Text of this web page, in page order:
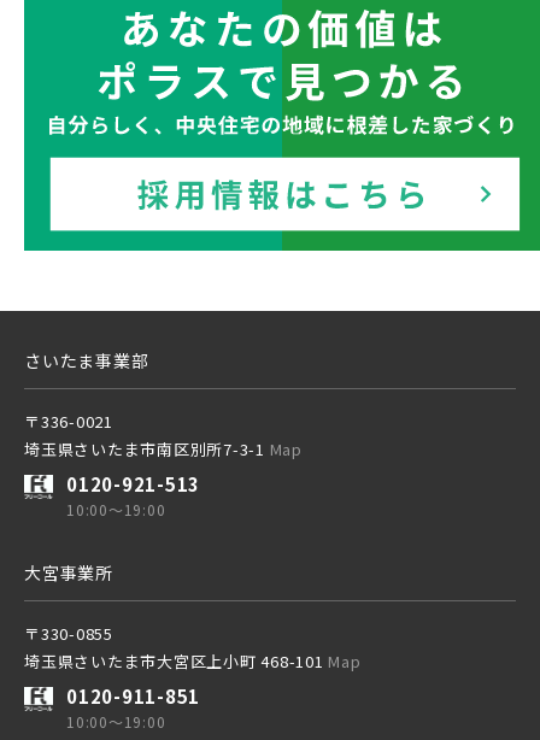
東京メトロ有楽町線
北総鉄道
埼玉高速鉄道
東京メトロ東西線
都営新宿線
さいたま事業部
〒336-0021
埼玉県さいたま市南区別所7-3-1 Map
0120-921-513
10:00～19:00
大宮事業所
〒330-0855
埼玉県さいたま市大宮区上小町 468-101 Map
0120-911-851
10:00～19:00